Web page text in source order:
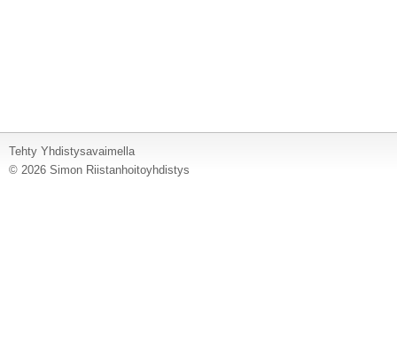
Tehty Yhdistysavaimella
© 2026 Simon Riistanhoitoyhdistys